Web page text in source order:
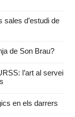
sales d’estudi de
de Son Brau?
l’art al servei
en els darrers